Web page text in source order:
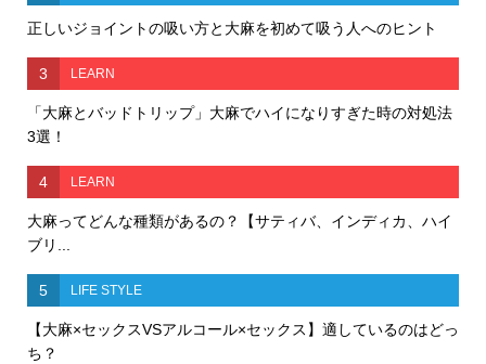
正しいジョイントの吸い方と大麻を初めて吸う人へのヒント
3 LEARN
「大麻とバッドトリップ」大麻でハイになりすぎた時の対処法
3選！
4 LEARN
大麻ってどんな種類があるの？【サティバ、インディカ、ハイ
ブリ...
5 LIFE STYLE
【大麻×セックスVSアルコール×セックス】適しているのはどっ
ち？